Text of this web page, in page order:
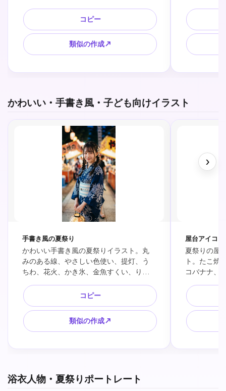
を入れやすい上部余白、縦長構図、明る
く親しみやすい配色、文字なし。
コピー
類似の作成↗
景に近い清
に使いやす
かわいい・手書き風・子ども向けイラスト
手書き風の夏祭り
かわいい手書き風の夏祭りイラスト。丸
みのある線、やさしい色使い、提灯、う
ちわ、花火、かき氷、金魚すくい、りん
育園のお便りや季節のプリントに使いや
すい白背景、文字なし。
コピー
類似の作成↗
屋台アイコ
夏祭りの屋
ト。たこ焼
コバナナ、
イラストで
Webバナー
›
浴衣人物・夏祭りポートレート